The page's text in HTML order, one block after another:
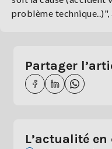
problème
Partager
L’actualité